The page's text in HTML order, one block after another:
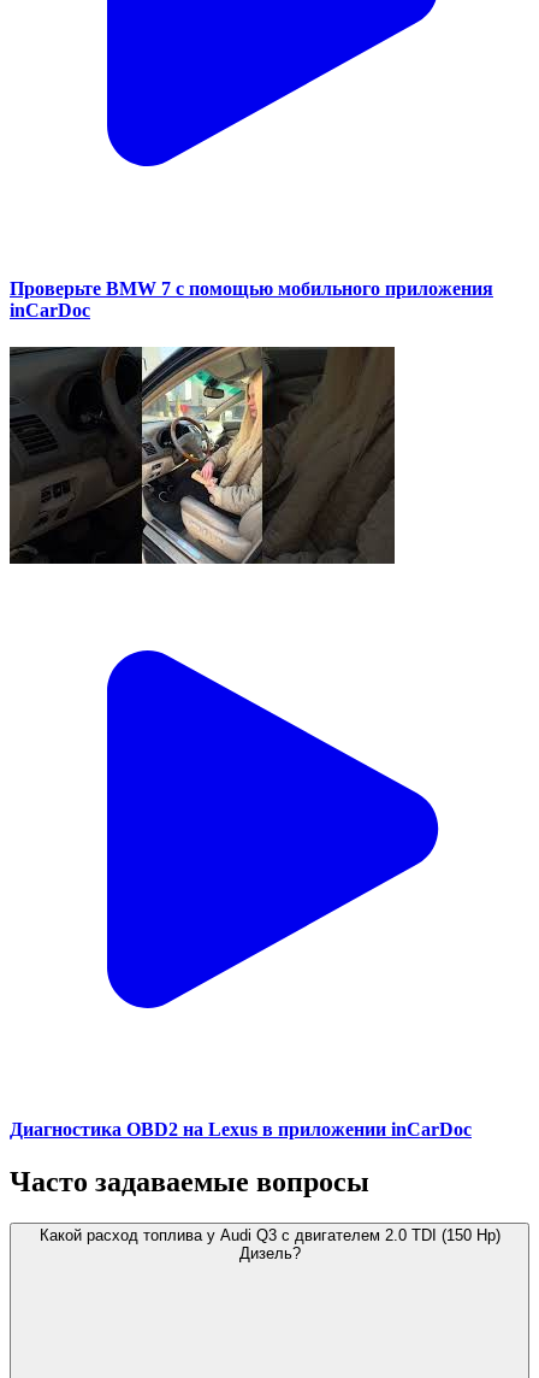
Проверьте BMW 7 с помощью мобильного приложения
inCarDoc
Диагностика OBD2 на Lexus в приложении inCarDoc
Часто задаваемые вопросы
Какой расход топлива у Audi Q3 с двигателем 2.0 TDI (150 Hp)
Дизель?